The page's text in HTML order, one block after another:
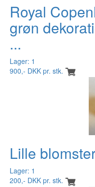
Royal
grøn
...
Lager: 1
900,- DKK pr. stk.
Lille
Lager: 1
200,- DKK pr. stk.